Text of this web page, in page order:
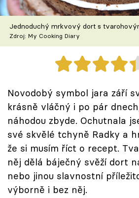
Recepty z TV
Speciál: Cuketa
Těhotnej kuchař
Sledujte prima+
Přihlášení
Sledujte nás
Jednoduchý mrkvový dort s
Zdroj: My Cooking Diary
Novodobý symbol jara září
krásně vláčný i po pár
náhodou zbyde. Ochutnala
své skvělé tchyně Radky a
že si musím říct o recept.
něj dělá báječný svěží dort
nebo jinou slavnostní
výborně i bez něj.